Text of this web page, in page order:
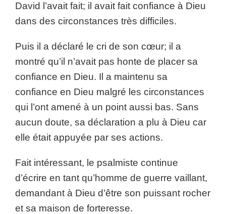
David l’avait fait; il avait fait confiance à Dieu
dans des circonstances très difficiles.
Puis il a déclaré le cri de son cœur; il a
montré qu’il n’avait pas honte de placer sa
confiance en Dieu. Il a maintenu sa
confiance en Dieu malgré les circonstances
qui l’ont amené à un point aussi bas. Sans
aucun doute, sa déclaration a plu à Dieu car
elle était appuyée par ses actions.
Fait intéressant, le psalmiste continue
d’écrire en tant qu’homme de guerre vaillant,
demandant à Dieu d’être son puissant rocher
et sa maison de forteresse.